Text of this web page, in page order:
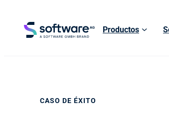
Productos
CASO DE ÉXITO